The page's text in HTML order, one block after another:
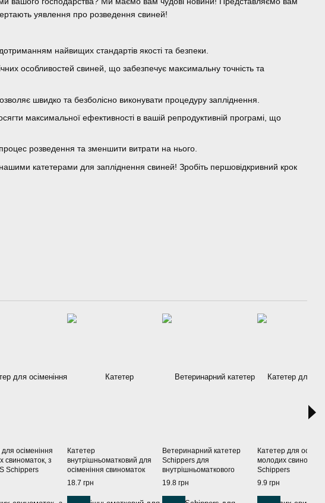
уявлення про розведення свиней!
найвищих стандартів якості та безпеки.
особливостей свиней, що забезпечує максимальну точність та
швидко та безболісно виконувати процедуру запліднення.
максимальної ефективності в вашій репродуктивній програмі, що
розведення та зменшити витрати на нього.
катетерами для запліднення свиней! Зробіть першовідкривний крок
осіменіння
свиноматок, з
Schippers
Катетер
внутрішньоматковий для
осіменіння свиноматок
POLnet
18.7 грн
Ветеринарний катетер
Schippers для
внутрішньоматкового
запліднення свиноматок
Schippers
19.8 грн
Катетер для
молодих
Schippers
9.9 грн